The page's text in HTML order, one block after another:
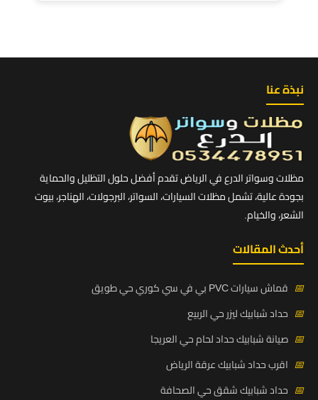
نبذة عنا
مظلات وسواتر الدرع في الرياض تقدم أفضل حلول التظليل والحماية
بجودة عالية، تشمل مظلات السيارات، السواتر، البرجولات، الهناجر، بيوت
الشعر، والخيام.
أحدث المقالات
📅 قماش سيارات PVC بي في سي كوري حي طويق
📅 حداد شبابيك ليزر حي الربيع
📅 صيانة شبابيك حداد لحام حي العريجا
📅 اقرب حداد شبابيك عرقة الرياض
📅 حداد شبابيك شقق حي الصحافة